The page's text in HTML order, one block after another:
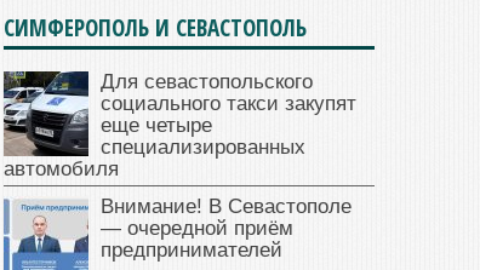
СИМФЕРОПОЛЬ И СЕВАСТОПОЛЬ
Для севастопольского
социального такси закупят
еще четыре
специализированных
автомобиля
Внимание! В Севастополе
— очередной приём
предпринимателей